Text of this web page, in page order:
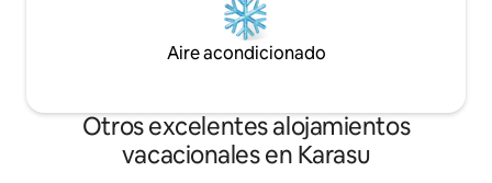
Aire acondicionado
Otros excelentes alojamientos
vacacionales en Karasu